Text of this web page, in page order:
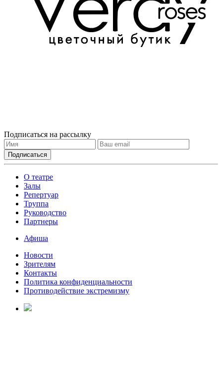
Подписаться на рассылку
О театре
Залы
Репертуар
Труппа
Руководство
Партнеры
Афиша
Новости
Зрителям
Контакты
Политика конфиденциальности
Противодействие экстремизму